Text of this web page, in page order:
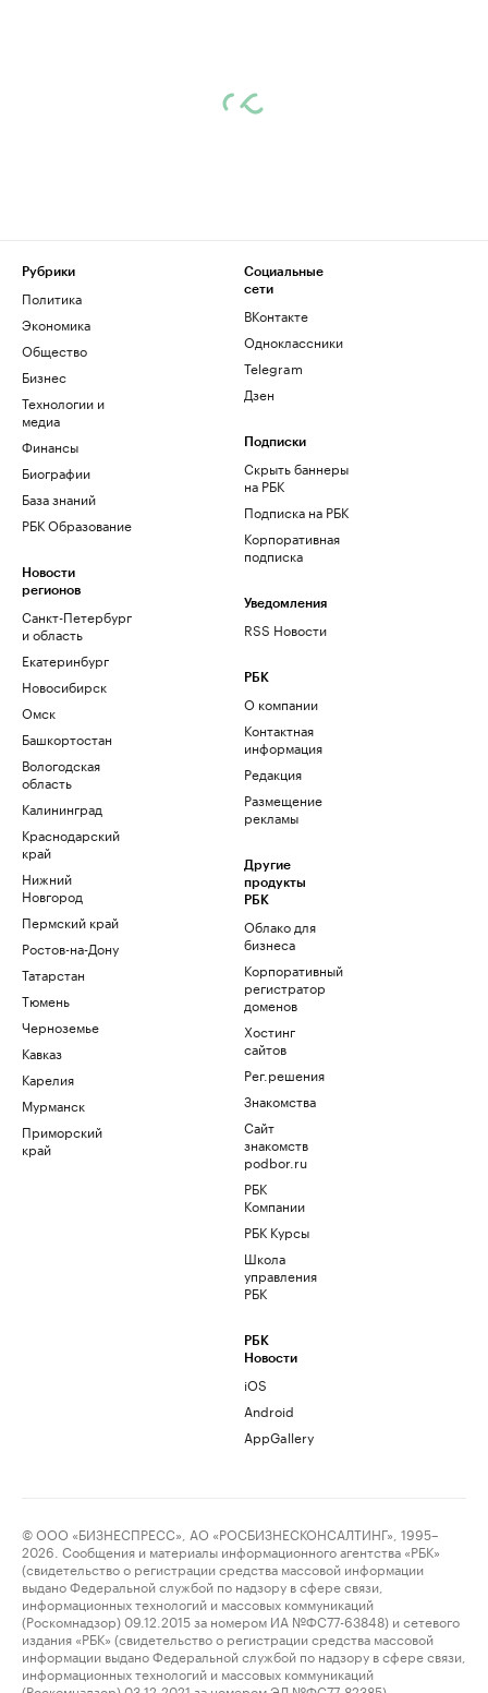
Рубрики
Политика
Экономика
Общество
Бизнес
Технологии и
медиа
Финансы
Биографии
База знаний
РБК Образование
Новости
регионов
Санкт-Петербург
и область
Екатеринбург
Новосибирск
Омск
Башкортостан
Вологодская
область
Калининград
Краснодарский
край
Нижний
Новгород
Пермский край
Ростов-на-Дону
Татарстан
Тюмень
Черноземье
Кавказ
Карелия
Мурманск
Приморский
край
Социальные
сети
ВКонтакте
Одноклассники
Telegram
Дзен
Подписки
Скрыть баннеры
на РБК
Подписка на РБК
Корпоративная
подписка
Уведомления
RSS Новости
РБК
О компании
Контактная
информация
Редакция
Размещение
рекламы
Другие
продукты
РБК
Облако для
бизнеса
Корпоративный
регистратор
доменов
Хостинг
сайтов
Рег.решения
Знакомства
Сайт
знакомств
podbor.ru
РБК
Компании
РБК Курсы
Школа
управления
РБК
РБК
Новости
iOS
Android
AppGallery
© ООО «БИЗНЕСПРЕСС», АО «РОСБИЗНЕСКОНСАЛТИНГ», 1995–
2026. Сообщения и материалы информационного агентства «РБК»
(свидетельство о регистрации средства массовой информации
выдано Федеральной службой по надзору в сфере связи,
информационных технологий и массовых коммуникаций
(Роскомнадзор) 09.12.2015 за номером ИА №ФС77-63848) и сетевого
издания «РБК» (свидетельство о регистрации средства массовой
информации выдано Федеральной службой по надзору в сфере связи,
информационных технологий и массовых коммуникаций